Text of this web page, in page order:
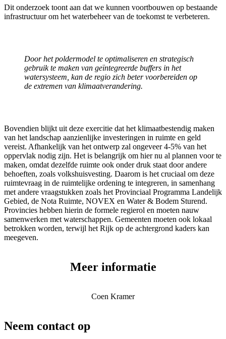
Dit onderzoek toont aan dat we kunnen voortbouwen op bestaande
infrastructuur om het waterbeheer van de toekomst te verbeteren.
Door het poldermodel te optimaliseren en strategisch
gebruik te maken van geïntegreerde buffers in het
watersysteem, kan de regio zich beter voorbereiden op
de extremen van klimaatverandering.
Bovendien blijkt uit deze exercitie dat het klimaatbestendig maken
van het landschap aanzienlijke investeringen in ruimte en geld
vereist. Afhankelijk van het ontwerp zal ongeveer 4-5% van het
oppervlak nodig zijn. Het is belangrijk om hier nu al plannen voor te
maken, omdat dezelfde ruimte ook onder druk staat door andere
behoeften, zoals volkshuisvesting. Daarom is het cruciaal om deze
ruimtevraag in de ruimtelijke ordening te integreren, in samenhang
met andere vraagstukken zoals het Provinciaal Programma Landelijk
Gebied, de Nota Ruimte, NOVEX en Water & Bodem Sturend.
Provincies hebben hierin de formele regierol en moeten nauw
samenwerken met waterschappen. Gemeenten moeten ook lokaal
betrokken worden, terwijl het Rijk op de achtergrond kaders kan
meegeven.
Meer informatie
Coen Kramer
Neem contact op